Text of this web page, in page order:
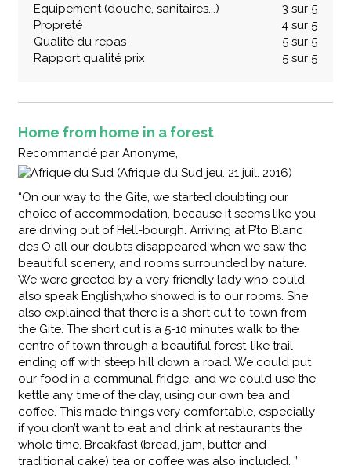
Equipement (douche, sanitaires...)
3 sur 5
Propreté
4 sur 5
Qualité du repas
5 sur 5
Rapport qualité prix
5 sur 5
Home from home in a forest
Recommandé par Anonyme,
(Afrique du Sud jeu. 21 juil. 2016)
“On our way to the Gite, we started doubting our
choice of accommodation, because it seems like you
are driving out of Hell-bourgh. Arriving at P’to Blanc
des O all our doubts disappeared when we saw the
beautiful scenery, and rooms surrounded by nature.
We were greeted by a very friendly lady who could
also speak English,who showed is to our rooms. She
also explained that there is a short cut to town from
the Gite. The short cut is a 5-10 minutes walk to the
centre of town through a beautiful forest-like trail
ending off with steep hill down a road. We could put
our food in a communal fridge, and we could use the
kettle any time of the day, using our own tea and
coffee. This made things very comfortable, especially
if you don’t want to eat and drink at restaurants the
whole time. Breakfast (bread, jam, butter and
traditional cake) tea or coffee was also included. ”